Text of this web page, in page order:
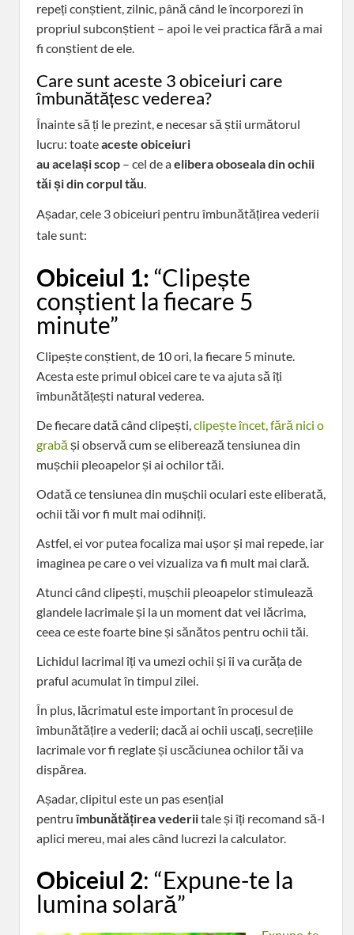
repeți conștient, zilnic, până când le încorporezi în
propriul subconștient – apoi le vei practica fără a mai
fi conștient de ele.
Care sunt aceste 3 obiceiuri care
îmbunătățesc vederea?
Înainte să ți le prezint, e necesar să știi următorul
lucru: toateaceste obiceiuri
au același scop – cel de aelibera oboseala din ochii
tăi și din corpul tău.
Așadar, cele 3 obiceiuri pentru îmbunătățirea vederii
tale sunt:
Obiceiul 1: “Clipește
conștient la fiecare 5
minute”
Clipește conștient, de 10 ori, la fiecare 5 minute.
Acesta este primul obicei care te va ajuta să îți
îmbunătățești natural vederea.
De fiecare dată când clipești,clipește încet, fără nici o
grabă și observă cum se eliberează tensiunea din
mușchii pleoapelor și ai ochilor tăi.
Odată ce tensiunea din mușchii oculari este eliberată,
ochii tăi vor fi mult mai odihniți.
Astfel, ei vor putea focaliza mai ușor și mai repede, iar
imaginea pe care o vei vizualiza va fi mult mai clară.
Atunci când clipești, mușchii pleoapelor stimulează
glandele lacrimale și la un moment dat vei lăcrima,
ceea ce este foarte bine și sănătos pentru ochii tăi.
Lichidul lacrimal îți va umezi ochii și îi va curăța de
praful acumulat în timpul zilei.
În plus, lăcrimatul este important în procesul de
îmbunătățire a vederii; dacă ai ochii uscați, secrețiile
lacrimale vor fi reglate și uscăciunea ochilor tăi va
dispărea.
Așadar, clipitul este un pas esențial
pentruîmbunătățirea vederiitale și îți recomand să-l
aplici mereu, mai ales când lucrezi la calculator.
Obiceiul 2: “Expune-te la
lumina solară”